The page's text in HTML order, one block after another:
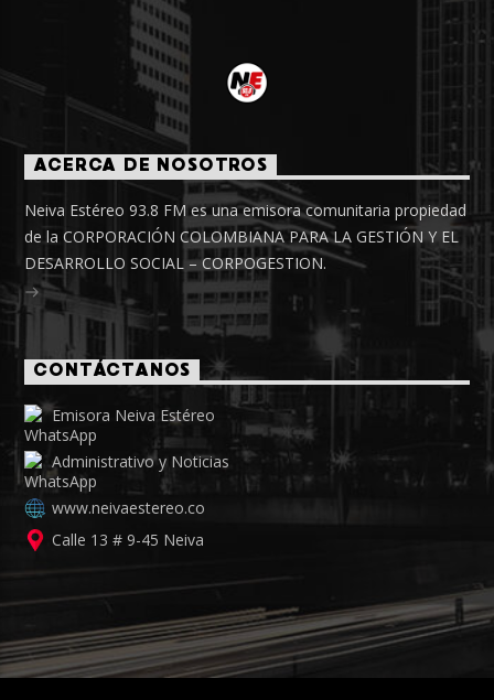
ACERCA DE NOSOTROS
Neiva Estéreo 93.8 FM es una emisora comunitaria propiedad
de la CORPORACIÓN COLOMBIANA PARA LA GESTIÓN Y EL
DESARROLLO SOCIAL – CORPOGESTION.
CONTÁCTANOS
Emisora Neiva Estéreo
Administrativo y Noticias
www.neivaestereo.co
Calle 13 # 9-45 Neiva